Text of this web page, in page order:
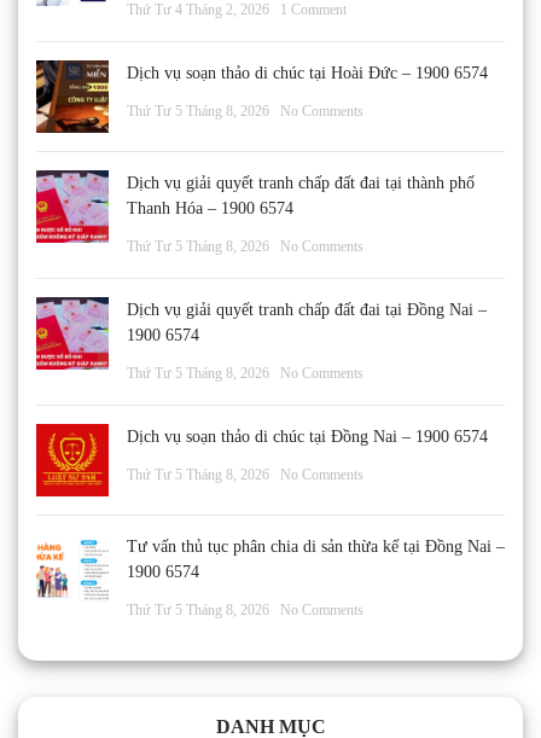
Thứ Tư 4 Tháng 2, 2026 1 Comment
Dịch vụ soạn thảo di chúc tại Hoài Đức – 1900 6574
Thứ Tư 5 Tháng 8, 2026 No Comments
Dịch vụ giải quyết tranh chấp đất đai tại thành phố
Thanh Hóa – 1900 6574
Thứ Tư 5 Tháng 8, 2026 No Comments
Dịch vụ giải quyết tranh chấp đất đai tại Đồng Nai –
1900 6574
Thứ Tư 5 Tháng 8, 2026 No Comments
Dịch vụ soạn thảo di chúc tại Đồng Nai – 1900 6574
Thứ Tư 5 Tháng 8, 2026 No Comments
Tư vấn thủ tục phân chia di sản thừa kế tại Đồng Nai –
1900 6574
Thứ Tư 5 Tháng 8, 2026 No Comments
DANH MỤC